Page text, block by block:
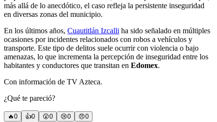
más allá de lo anecdótico, el caso refleja la persistente inseguridad
en diversas zonas del municipio.
En los últimos años, Cuautitlán Izcalli ha sido señalado en múltiples
ocasiones por incidentes relacionados con robos a vehículos y
transporte. Este tipo de delitos suele ocurrir con violencia o bajo
amenazas, lo que incrementa la percepción de inseguridad entre los
habitantes y conductores que transitan en Edomex.
Con información de TV Azteca.
¿Qué te pareció?
🔥0 👍0 😲0 😢0 😠0